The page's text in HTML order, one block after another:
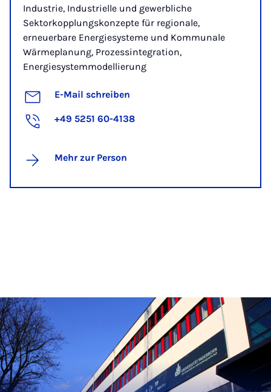
Industrie, Industrielle und gewerbliche
Sektorkopplungskonzepte für regionale,
erneuerbare Energiesysteme und Kommunale
Wärmeplanung, Prozessintegration,
Energiesystemmodellierung
E-Mail schreiben
+49 5251 60-4138
Mehr zur Person